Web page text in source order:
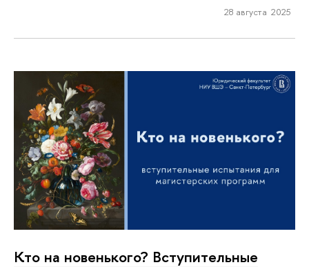
28 августа 2025
Кто на новенького? Вступительные